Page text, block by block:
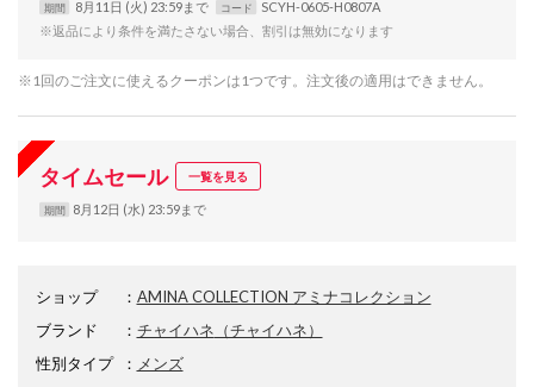
期間 8月11日 (火) 23:59まで コード
SCYH-0605-H0807A
※返品により条件を満たさない場合、割引は無効になります
※1回のご注文に使えるクーポンは1つです。注文後の適用はできません。
タイムセール 一覧を見る
期間 8月12日 (水) 23:59まで
ショップ ： AMINA COLLECTION アミナコレクション
ブランド
： チャイハネ （チャイハネ）
性別タイプ
： メンズ